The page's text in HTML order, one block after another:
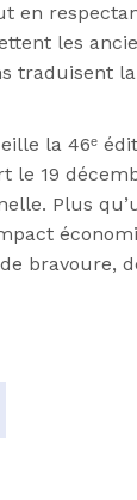
en
les
traduisent
la 46ᵉ
le 19
Plus
bravoure,